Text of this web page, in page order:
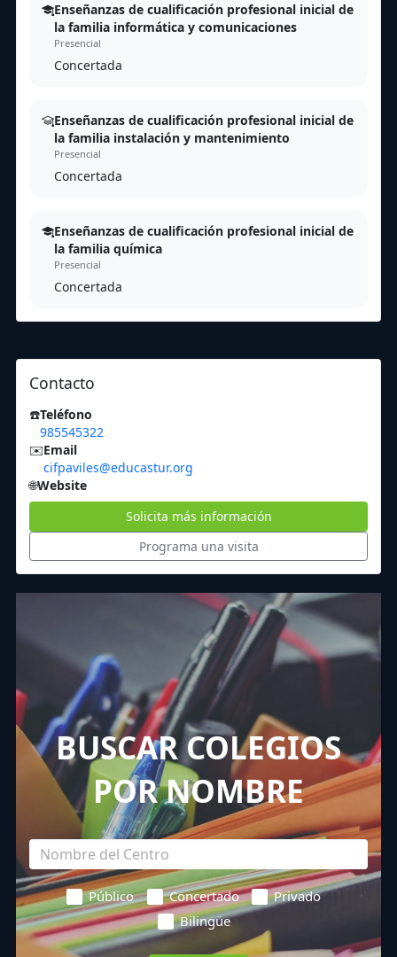
Enseñanzas de cualificación profesional inicial de
la familia informática y comunicaciones
Presencial
Concertada
Enseñanzas de cualificación profesional inicial de
la familia instalación y mantenimiento
Presencial
Concertada
Enseñanzas de cualificación profesional inicial de
la familia química
Presencial
Concertada
Contacto
☎️Teléfono
985545322
✉️Email
cifpaviles@educastur.org
🌐Website
Solicita más información
Programa una visita
BUSCAR COLEGIOS
POR NOMBRE
Público Concertado
Privado
Bilingüe